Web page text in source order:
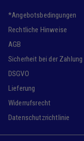
*Angebotsbedingungen
Rechtliche Hinweise
AGB
Sicherheit bei der Zahlung
DSGVO
Lieferung
Widerrufsrecht
Datenschutzrichtlinie